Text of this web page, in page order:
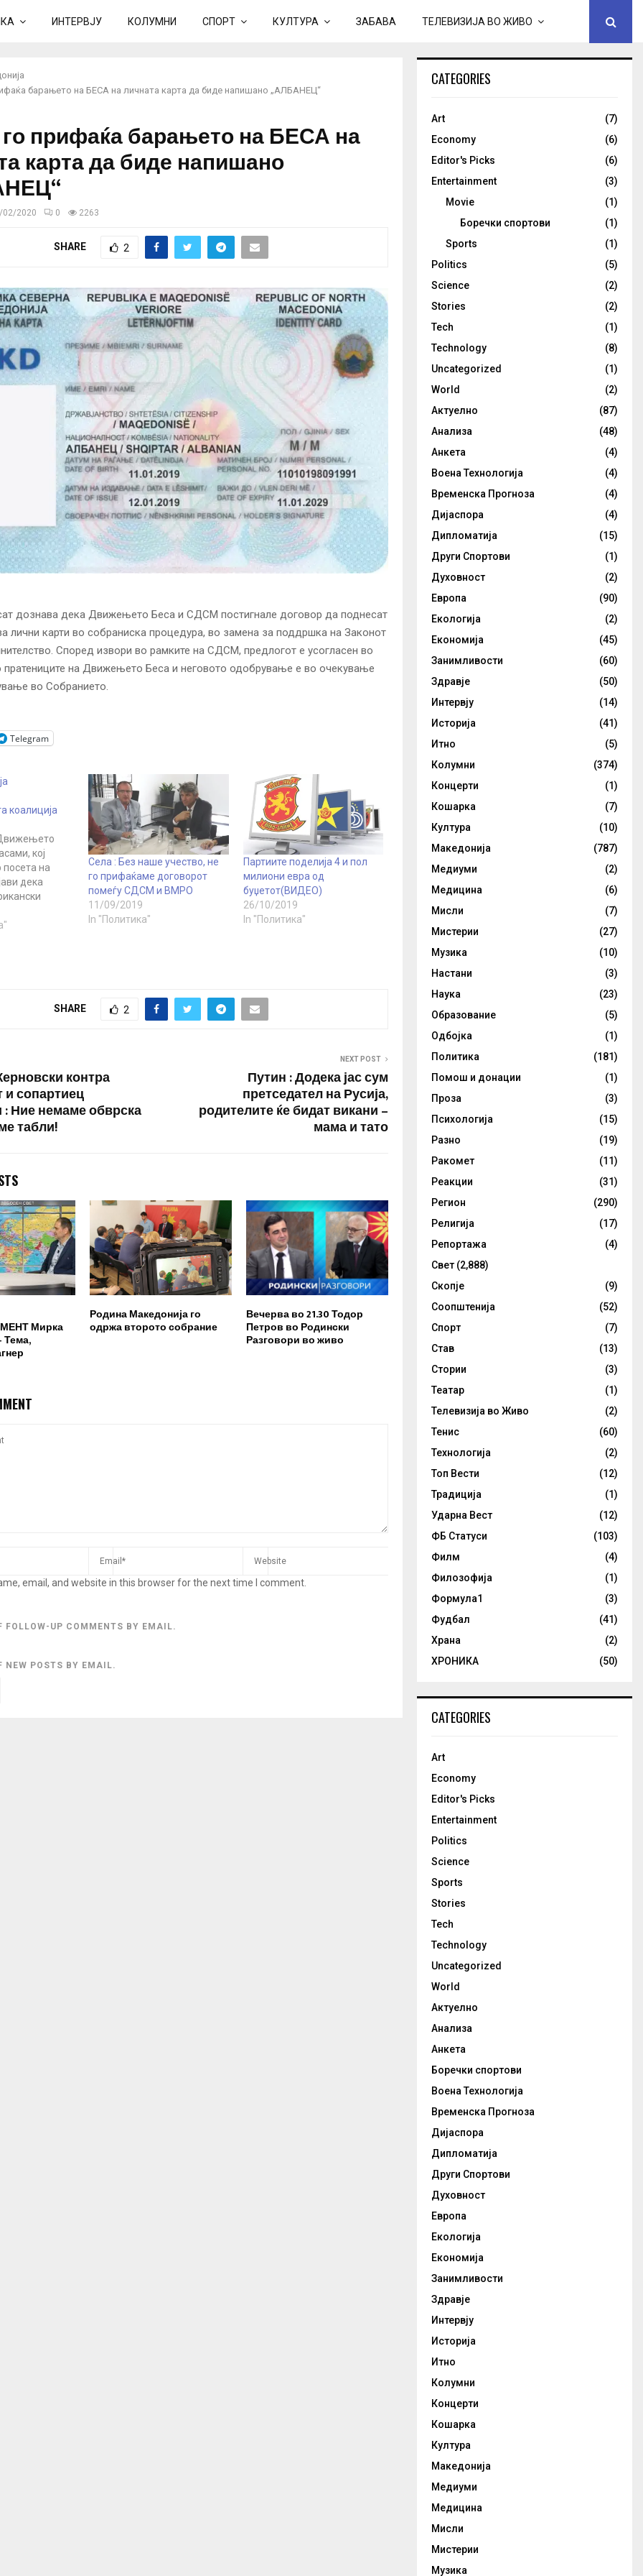
ИНТЕРВЈУ КОЛУМНИ СПОРТ КУЛТУРА ЗАБАВА ТЕЛЕВИЗИЈА ВО ЖИВО
барањето на БЕСА на личната карта да биде напишано „АЛБАНЕЦ“
прифаќа барањето на БЕСА на
карта да биде напишано
02/2020 0 2263
SHARE 2
дознава дека Движењето Беса и СДСМ постигнале договор да поднесат
лични карти во собраниска процедура, во замена за поддршка на Законот
Според извори во рамките на СДСМ, предлогот е усогласен во
пратениците на Движењето Беса и неговото одобрување е во очекување
во Собранието.
Telegram
коалиција
кој
посета на
дека
кои се
Села : Без наше учество, не
го прифаќаме договорот
помеѓу СДСМ и ВМРО
11/09/2019
In "Политика"
Партиите поделија 4 и пол
милиони евра од
буџетот(ВИДЕО)
26/10/2019
In "Политика"
SHARE 2
контра
сопартиец
Ние немаме обврска
табли!
NEXT POST
Путин : Додека јас сум
претседател на Русија,
родителите ќе бидат викани –
мама и тато
Мирка
Тема,
Родина Македонија го
одржа второто собрание
Вечерва во 21.30 Тодор
Петров во Родински
Разговори во живо
email, and website in this browser for the next time I comment.
FOLLOW-UP COMMENTS BY EMAIL.
NEW POSTS BY EMAIL.
CATEGORIES
Art
(7)
Economy
(6)
Editor's Picks
(6)
Entertainment
(3)
Movie
(1)
Боречки спортови
(1)
Sports
(1)
Politics
(5)
Science
(2)
Stories
(2)
Tech
(1)
Technology
(8)
Uncategorized
(1)
World
(2)
Актуелно
(87)
Анализа
(48)
Анкета
(4)
Воена Технологија
(4)
Временска Прогноза
(4)
Дијаспора
(4)
Дипломатија
(15)
Други Спортови
(1)
Духовност
(2)
Европа
(90)
Екологија
(2)
Економија
(45)
Занимливости
(60)
Здравје
(50)
Интервју
(14)
Историја
(41)
Итно
(5)
Колумни
(374)
Концерти
(1)
Кошарка
(7)
Култура
(10)
Македонија
(787)
Медиуми
(2)
Медицина
(6)
Мисли
(7)
Мистерии
(27)
Музика
(10)
Настани
(3)
Наука
(23)
Образование
(5)
Одбојка
(1)
Политика
(181)
Помош и донации
(1)
Проза
(3)
Психологија
(15)
Разно
(19)
Ракомет
(11)
Реакции
(31)
Регион
(290)
Религија
(17)
Репортажа
(4)
Свет (2,888)
Скопје
(9)
Соопштенија
(52)
Спорт
(7)
Став
(13)
Стории
(3)
Театар
(1)
Телевизија во Живо
(2)
Тенис
(60)
Технологија
(2)
Топ Вести
(12)
Традиција
(1)
Ударна Вест
(12)
ФБ Статуси
(103)
Филм
(4)
Филозофија
(1)
Формула1
(3)
Фудбал
(41)
Храна
(2)
ХРОНИКА
(50)
CATEGORIES
Art
Economy
Editor's Picks
Entertainment
Politics
Science
Sports
Stories
Tech
Technology
Uncategorized
World
Актуелно
Анализа
Анкета
Боречки спортови
Воена Технологија
Временска Прогноза
Дијаспора
Дипломатија
Други Спортови
Духовност
Европа
Екологија
Економија
Занимливости
Здравје
Интервју
Историја
Итно
Колумни
Концерти
Кошарка
Култура
Македонија
Медиуми
Медицина
Мисли
Мистерии
Музика